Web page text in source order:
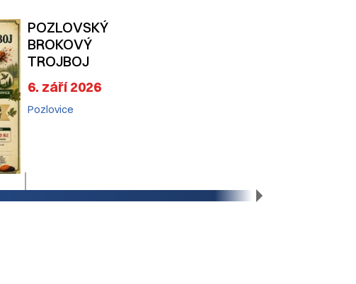
POZLOVSKÝ
BROKOVÝ
TROJBOJ
6. září 2026
Pozlovice